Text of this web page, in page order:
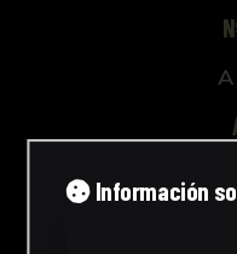
Información